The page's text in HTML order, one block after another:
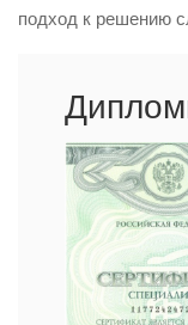
подход к решению